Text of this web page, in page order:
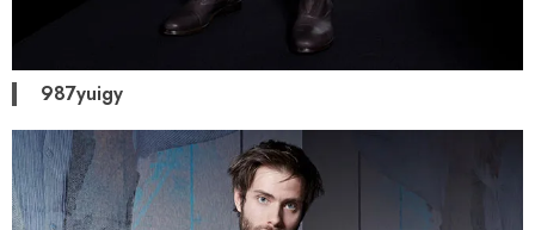
987yuigy